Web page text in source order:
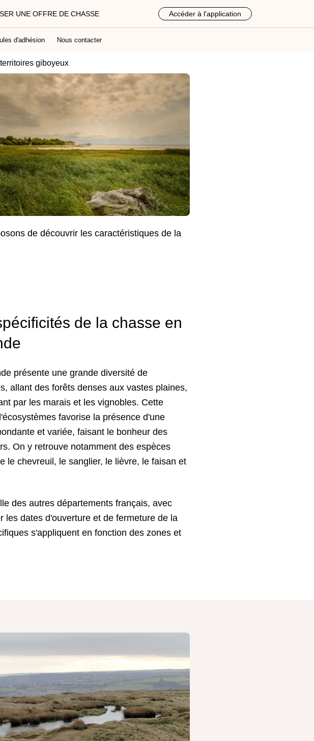
UNE OFFRE DE CHASSE Accéder à l'application
d'adhésion Nous contacter
giboyeux
de découvrir les caractéristiques de la
de la chasse en
présente une grande diversité de
allant des forêts denses aux vastes plaines,
par les marais et les vignobles. Cette
favorise la présence d'une
et variée, faisant le bonheur des
On y retrouve notamment des espèces
le chevreuil, le sanglier, le lièvre, le faisan et
des autres départements français, avec
les dates d'ouverture et de fermeture de la
s'appliquent en fonction des zones et